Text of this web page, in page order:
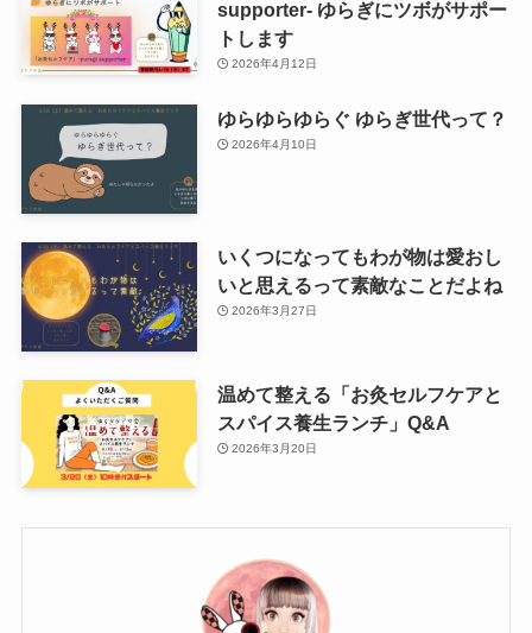
supporter- ゆらぎにツボがサポー
トします
2026年4月12日
ゆらゆらゆらぐ ゆらぎ世代って？
2026年4月10日
いくつになってもわが物は愛おし
いと思えるって素敵なことだよね
2026年3月27日
温めて整える「お灸セルフケアと
スパイス養生ランチ」Q&A
2026年3月20日